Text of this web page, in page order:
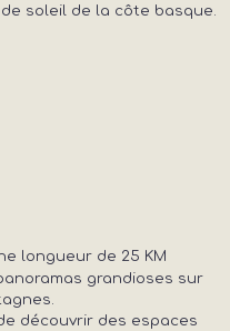
soleil de la côte basque.
longueur de 25 KM
grandioses sur
découvrir des espaces